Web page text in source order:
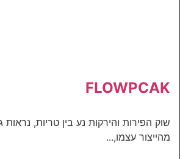
FLOWPCAK
שוק הפירות והירקות נע בין טריות,
מהייצור עצמו,...